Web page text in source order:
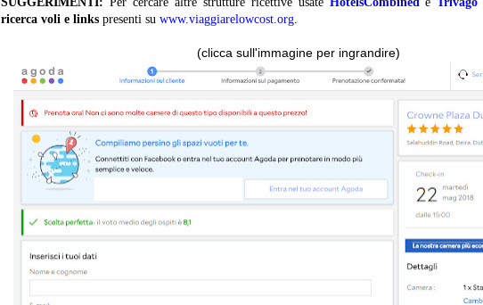
ricerca voli e links presenti su www.viaggiarelowcost.org.
(clicca sull'immagine per ingrandire)